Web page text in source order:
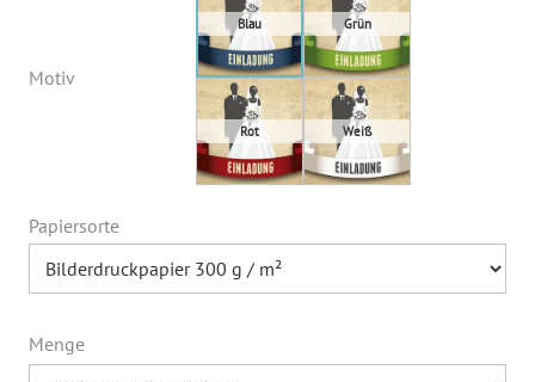
Motiv
Papiersorte
Menge